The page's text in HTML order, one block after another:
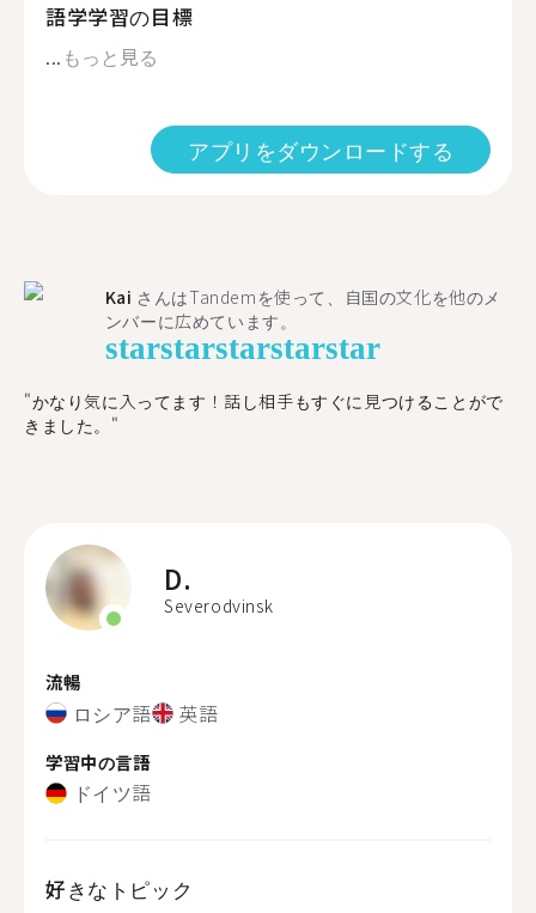
語学学習の目標
... もっと見る
アプリをダウンロードする
Kai さんはTandemを使って、自国の文化を他のメ
ンバーに広めています。
starstarstarstarstar
"かなり気に入ってます！話し相手もすぐに見つけることがで
きました。"
D.
Severodvinsk
流暢
ロシア語 英語
学習中の言語
ドイツ語
好きなトピック